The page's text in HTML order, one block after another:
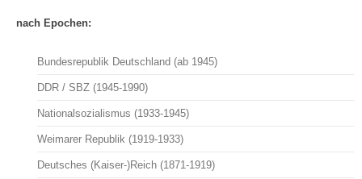
nach Epochen:
Bundesrepublik Deutschland (ab 1945)
DDR / SBZ (1945-1990)
Nationalsozialismus (1933-1945)
Weimarer Republik (1919-1933)
Deutsches (Kaiser-)Reich (1871-1919)